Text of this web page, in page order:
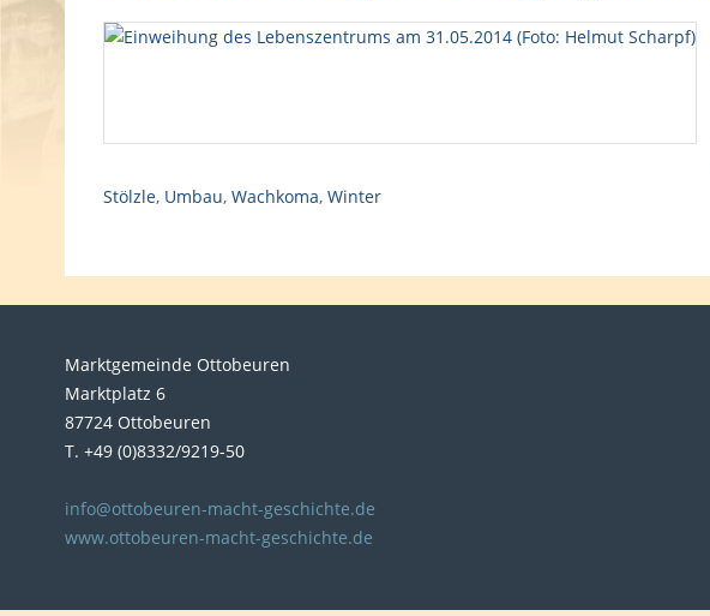
Stölzle, Umbau, Wachkoma, Winter
Marktgemeinde Ottobeuren
Marktplatz 6
87724 Ottobeuren
T. +49 (0)8332/9219-50
info@ottobeuren-macht-geschichte.de
www.ottobeuren-macht-geschichte.de